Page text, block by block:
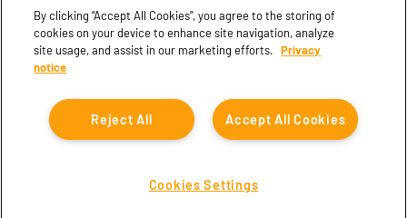
Coval CAD Catalog
Blog
FAQ
By clicking “Accept All Cookies”, you agree to the storing of
cookies on your device to enhance site navigation, analyze
site usage, and assist in our marketing efforts. Privacy
notice
Accept All Cookies
Reject All
Cookies Settings